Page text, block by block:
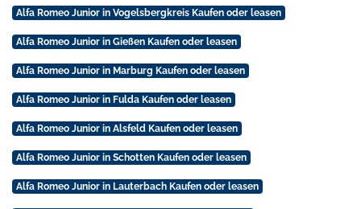
Alfa Romeo Junior in Vogelsbergkreis Kaufen oder leasen
Alfa Romeo Junior in Gießen Kaufen oder leasen
Alfa Romeo Junior in Marburg Kaufen oder leasen
Alfa Romeo Junior in Fulda Kaufen oder leasen
Alfa Romeo Junior in Alsfeld Kaufen oder leasen
Alfa Romeo Junior in Schotten Kaufen oder leasen
Alfa Romeo Junior in Lauterbach Kaufen oder leasen